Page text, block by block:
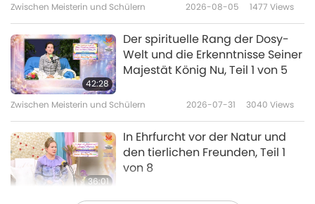
Zwischen Meisterin und Schülern 2026-08-05 1477 Views
42:28
Der spirituelle Rang der Dosy-
Welt und die Erkenntnisse Seiner
Majestät König Nu, Teil 1 von 5
Zwischen Meisterin und Schülern 2026-07-31 3040 Views
36:01
In Ehrfurcht vor der Natur und
den tierlichen Freunden, Teil 1
von 8